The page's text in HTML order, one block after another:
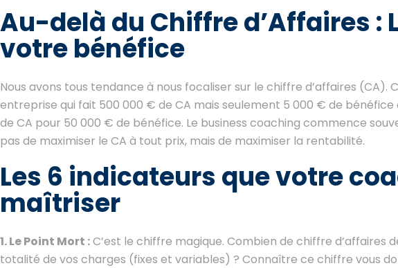
Au-delà du Chiffre d’Affaires :
votre bénéfice
Nous avons tous tendance à nous focaliser sur le chiffre d’affaires (CA).
entreprise qui fait 500 000 € de CA mais seulement 5 000 € de
de CA pour 50 000 € de bénéfice. Le business coaching commence
pas de maximiser le CA à tout prix, mais de maximiser la rentabilité.
Les 6 indicateurs que votre
maîtriser
1. Le Point Mort :C’est le chiffre magique. Combien de chiffre d’affaires
totalité de vos charges (fixes et variables) ? Connaître ce chiffre vous